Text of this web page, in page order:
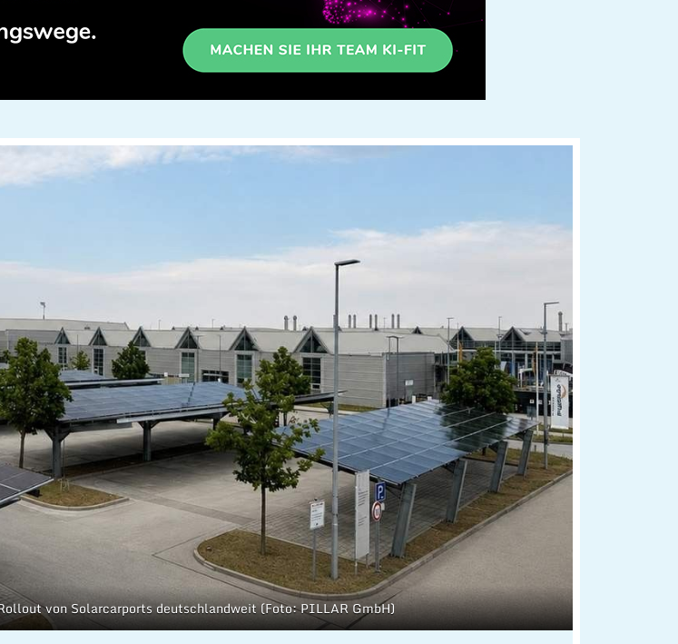
von Solarcarports deutschlandweit (Foto: PILLAR GmbH)